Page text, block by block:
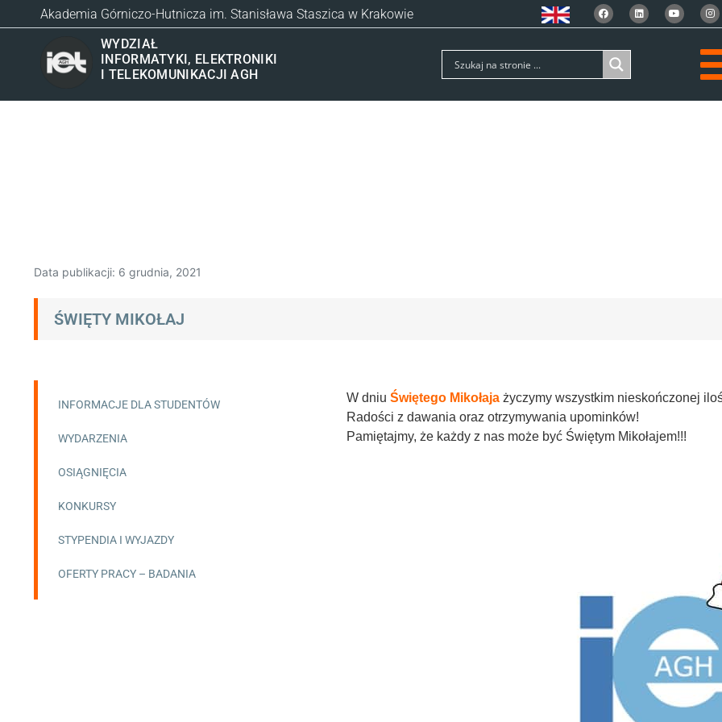
Akademia Górniczo-Hutnicza im. Stanisława Staszica w Krakowie
WYDZIAŁ
INFORMATYKI, ELEKTRONIKI
I TELEKOMUNIKACJI AGH
Data publikacji: 6 grudnia, 2021
ŚWIĘTY MIKOŁAJ
INFORMACJE DLA STUDENTÓW
WYDARZENIA
OSIĄGNIĘCIA
KONKURSY
STYPENDIA I WYJAZDY
OFERTY PRACY – BADANIA
W dniu Świętego Mikołaja życzymy wszystkim nieskończonej
Radości z dawania oraz otrzymywania upominków!
Pamiętajmy, że każdy z nas może być Świętym Mikołajem!!!